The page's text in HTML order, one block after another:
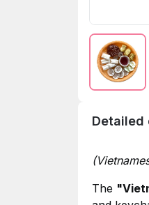
Detailed
The